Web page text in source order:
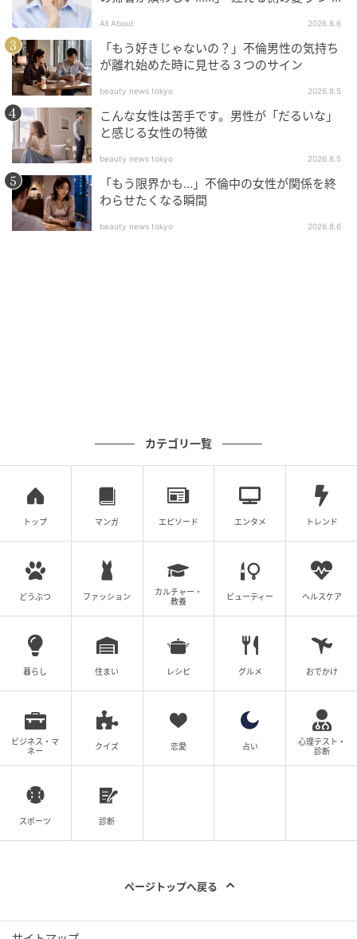
がらも、カン親分（演者チョン・ベス）やチェ・ウン
らの挨拶を受け、少しずつ地位を固めていく。
しかしその矢先、「全員捕らえろ！一人も逃すな！」
という怒号とともにチョン・チョンが現れ、状況は一
変する。
親分になったばかりで官庁に連行される危機に瀕する
ムドク、無法者の巣窟でシユルと対峙するチョン・チ
ョン、そしてその裏で糸を引いていたのはテホグン
（演者チェ・ウォニョン）であったことが明らかにな
朝鮮の富と物資が集まる京江（キョンガン）を舞台
に、濁った世の中を覆し、人間らしく生きようとする
者たちの運命と抗争を描いたアクションドラマであ
る。本作はDisney+独占配信で、毎週2話ずつ、全9話
（記事提供＝OSEN）
次の記事
18歳年下の日本人女性と結婚した俳優シム・
ヒョンタク、“8カ月間の片思い”を語る「許し
を得るまでは…」
の記事をもっとみる
All About 2026.8.6
「もう好きじゃないの？」不倫男性の気持ち
が離れ始めた時に見せる３つのサイン
beauty news tokyo 2026.8.5
こんな女性は苦手です。男性が「だるいな」
と感じる女性の特徴
beauty news tokyo 2026.8.5
「もう限界かも…」不倫中の女性が関係を終
わらせたくなる瞬間
beauty news tokyo 2026.8.6
カテゴリ一覧
トップ マンガ エピソード エンタメ トレンド
どうぶつ ファッション
カルチャー・
教養
ビューティー ヘルスケア
暮らし 住まい レシピ グルメ おでかけ
ビジネス・マ
ネー
クイズ 恋愛 占い
心理テスト・
診断
スポーツ 診断
ページトップへ戻る